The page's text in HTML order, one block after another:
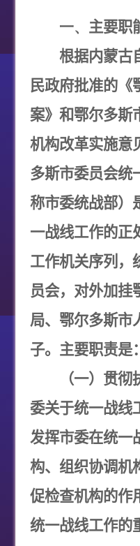
一、 主要职
根据内蒙古
民政府批准的《
案》和鄂尔多斯
机构改革实施意
多斯市委员会统
称市委统战部）
一战线工作的正
工作机关序列，
员会，对外加挂
局、鄂尔多斯市
子。主要职责是：
（一）贯
委关于统一战线
发挥市委在统一
构、组织协调机
促检查机构的作
统一战线工作的